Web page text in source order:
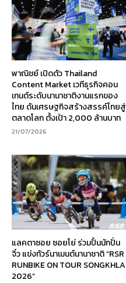
พาณิชย์ เปิดตัว Thailand
Content Market เวทีธุรกิจคอน
เทนต์ระดับนานาชาติงานแรกของ
ไทย ดันเศรษฐกิจสร้างสรรค์ไทยสู่
ตลาดโลก ตั้งเป้า 2,000 ล้านบาท
21/07/2026
แลคตาซอย ซอยโย่ ร่วมปั้นนักปั่น
จิ๋ว แข่งทัวร์นาเมนต์นานาชาติ “RSR
RUNBIKE ON TOUR SONGKHLA
2026”